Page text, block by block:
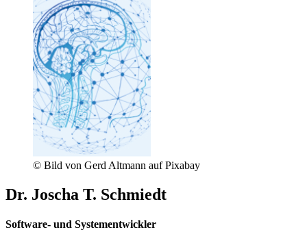
© Bild von Gerd Altmann auf Pixabay
Dr. Joscha T. Schmiedt
Software- und Systementwickler